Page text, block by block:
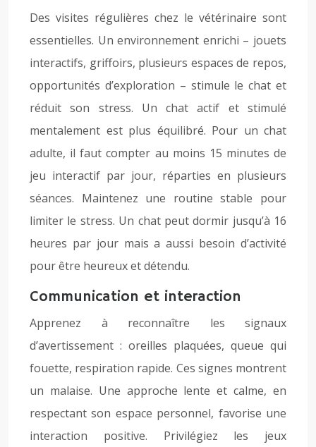
Des visites régulières chez le vétérinaire sont
essentielles. Un environnement enrichi – jouets
interactifs, griffoirs, plusieurs espaces de repos,
opportunités d’exploration – stimule le chat et
réduit son stress. Un chat actif et stimulé
mentalement est plus équilibré. Pour un chat
adulte, il faut compter au moins 15 minutes de
jeu interactif par jour, réparties en plusieurs
séances. Maintenez une routine stable pour
limiter le stress. Un chat peut dormir jusqu’à 16
heures par jour mais a aussi besoin d’activité
pour être heureux et détendu.
Communication et interaction
Apprenez à reconnaître les signaux
d’avertissement : oreilles plaquées, queue qui
fouette, respiration rapide. Ces signes montrent
un malaise. Une approche lente et calme, en
respectant son espace personnel, favorise une
interaction positive. Privilégiez les jeux